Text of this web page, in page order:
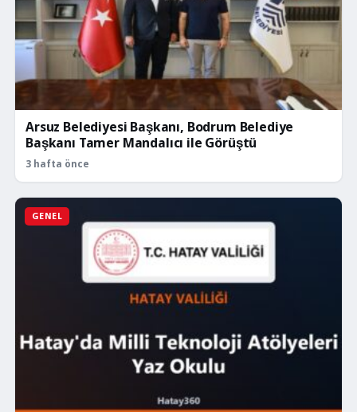
Arsuz Belediyesi Başkanı, Bodrum Belediye
Başkanı Tamer Mandalıcı ile Görüştü
3 hafta önce
GENEL